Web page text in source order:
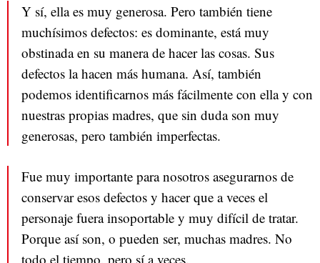
Y sí, ella es muy generosa. Pero también tiene
muchísimos defectos: es dominante, está muy
obstinada en su manera de hacer las cosas. Sus
defectos la hacen más humana. Así, también
podemos identificarnos más fácilmente con ella y con
nuestras propias madres, que sin duda son muy
generosas, pero también imperfectas.
Fue muy importante para nosotros asegurarnos de
conservar esos defectos y hacer que a veces el
personaje fuera insoportable y muy difícil de tratar.
Porque así son, o pueden ser, muchas madres. No
todo el tiempo, pero sí a veces.